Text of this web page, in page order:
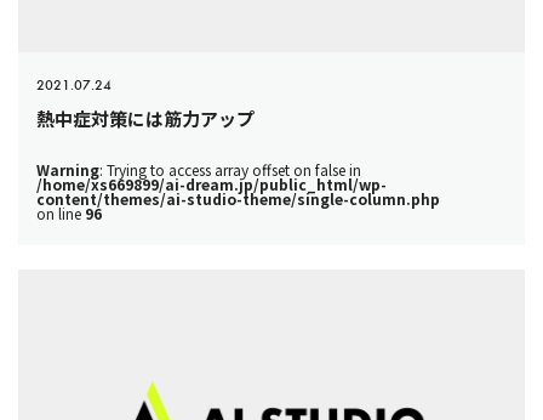
2021.07.24
熱中症対策には筋力アップ
Warning: Trying to access array offset on false in
/home/xs669899/ai-dream.jp/public_html/wp-
content/themes/ai-studio-theme/single-column.php
on line 96